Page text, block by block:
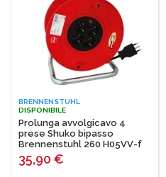
BRENNENSTUHL
DISPONIBILE
Prolunga avvolgicavo 4
prese Shuko bipasso
Brennenstuhl 260 H05VV-f
3G1,5
35,90 €